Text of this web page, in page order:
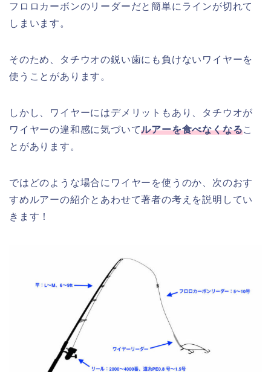
フロロカーボンのリーダーだと簡単にラインが切れて
しまいます。
そのため、タチウオの鋭い歯にも負けないワイヤーを
使うことがあります。
しかし、ワイヤーにはデメリットもあり、タチウオが
ワイヤーの違和感に気づいてルアーを食べなくなるこ
とがあります。
ではどのような場合にワイヤーを使うのか、次のおす
すめルアーの紹介とあわせて著者の考えを説明してい
きます！